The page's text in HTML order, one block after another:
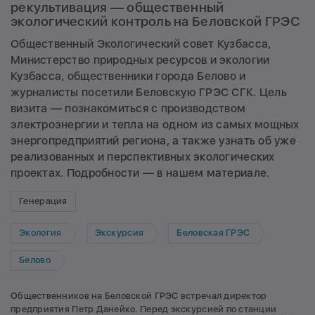
рекультивация — общественный
экологический контроль на Беловской ГРЭС
Общественный Экологический совет Кузбасса,
Министерство природных ресурсов и экологии
Кузбасса, общественники города Белово и
журналисты посетили Беловскую ГРЭС СГК. Цель
визита — познакомиться с производством
электроэнергии и тепла на одном из самых мощных
энергопредприятий региона, а также узнать об уже
реализованных и перспективных экологических
проектах. Подробности — в нашем материале.
Генерация
Экология Экскурсия Беловская ГРЭС
Белово
Общественников на Беловской ГРЭС встречал директор
предприятия Петр Данейко. Перед экскурсией по станции